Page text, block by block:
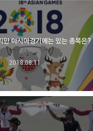
만 아시아경기에는 있는 종목은?
2018.08.11